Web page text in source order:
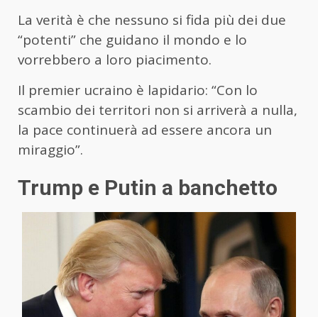
La verità è che nessuno si fida più dei due
“potenti” che guidano il mondo e lo
vorrebbero a loro piacimento.
Il premier ucraino è lapidario: “Con lo
scambio dei territori non si arriverà a nulla,
la pace continuerà ad essere ancora un
miraggio”.
Trump e Putin a banchetto